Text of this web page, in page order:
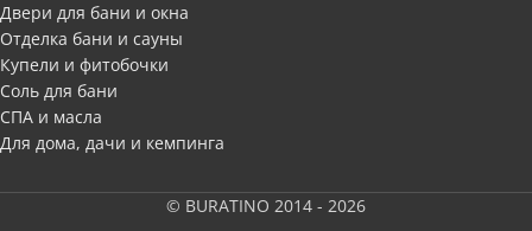
Двери для бани и окна
Отделка бани и сауны
Купели и фитобочки
Соль для бани
СПА и масла
Для дома, дачи и кемпинга
© BURATINO 2014 - 2026